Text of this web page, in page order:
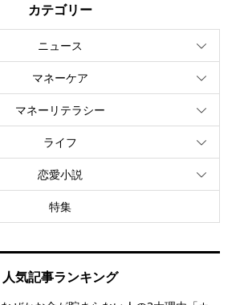
カテゴリー
ニュース
マネーケア
マネーリテラシー
ライフ
恋愛小説
特集
人気記事ランキング